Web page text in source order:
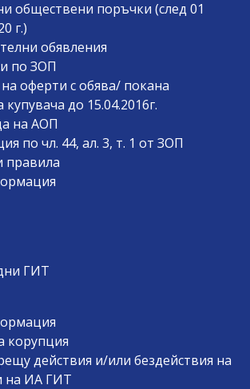
обществени поръчки (след 01
г.)
обявления
по ЗОП
оферти с обява/ покана
до 15.04.2016г.
на АОП
по чл. 44, ал. 3, т. 1 от ЗОП
ГИТ
корупция
действия и/или бездействия на
на ИА ГИТ